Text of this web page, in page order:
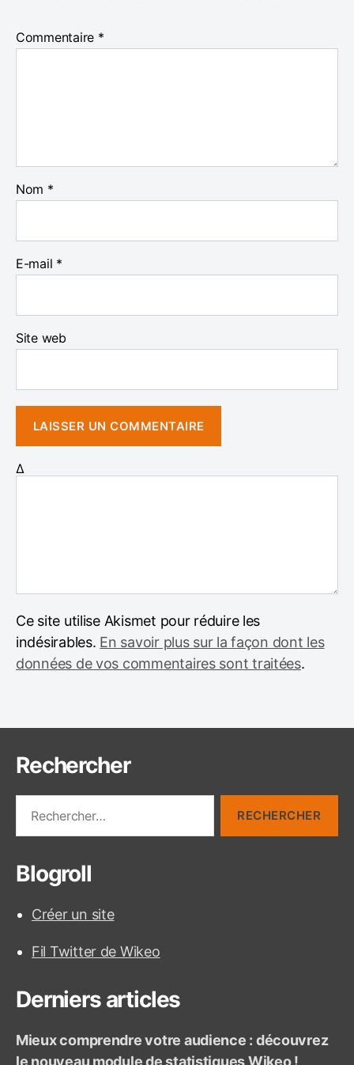
Commentaire *
Nom *
E-mail *
Site web
Δ
Ce site utilise Akismet pour réduire les
indésirables. En savoir plus sur la façon dont les
données de vos commentaires sont traitées.
Rechercher
c
Blogroll
Créer un site
Fil Twitter de Wikeo
Derniers articles
Mieux comprendre votre audience : découvrez